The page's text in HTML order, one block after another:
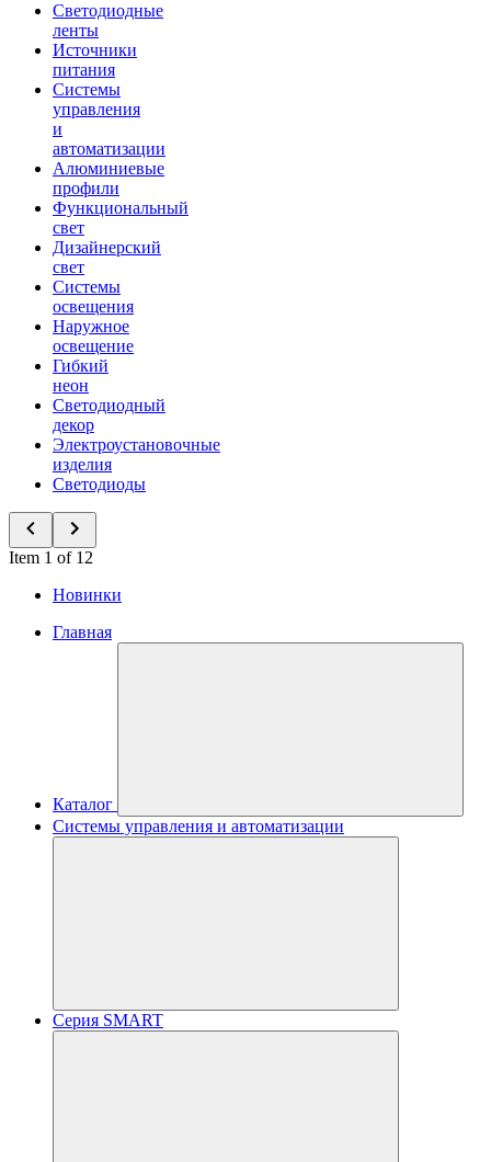
Светодиодные
ленты
Источники
питания
Системы
управления
и
автоматизации
Алюминиевые
профили
Функциональный
свет
Дизайнерский
свет
Системы
освещения
Наружное
освещение
Гибкий
неон
Светодиодный
декор
Электроустановочные
изделия
Светодиоды
Item 1 of 12
Новинки
Главная
Каталог
Системы управления и автоматизации
Серия SMART